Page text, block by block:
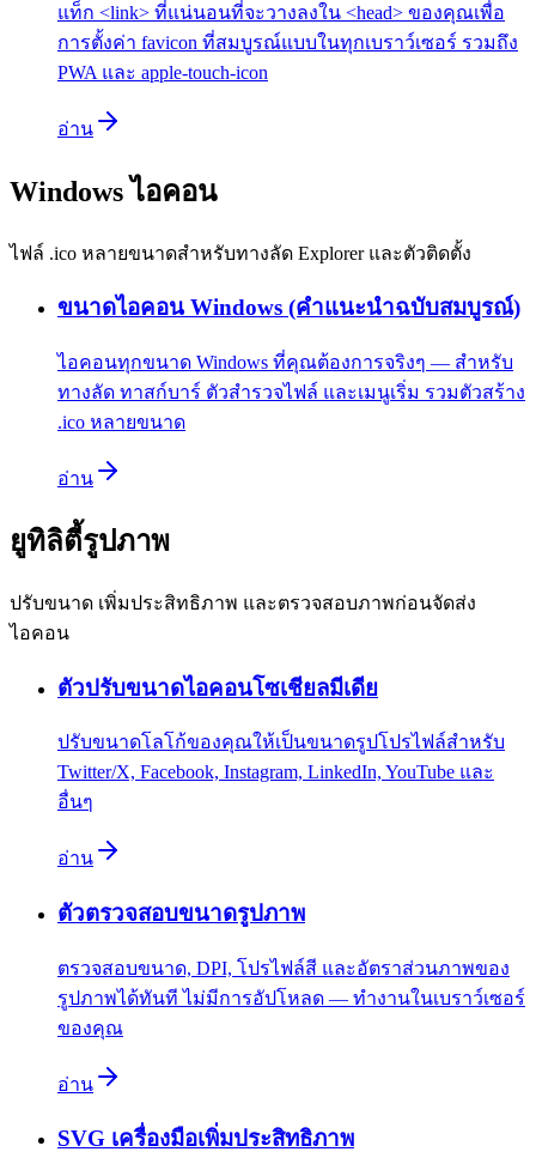
แท็ก <link> ที่แน่นอนที่จะวางลงใน <head> ของคุณเพื่อ
การตั้งค่า favicon ที่สมบูรณ์แบบในทุกเบราว์เซอร์ รวมถึง
PWA และ apple-touch-icon
อ่าน
Windows ไอคอน
ไฟล์ .ico หลายขนาดสำหรับทางลัด Explorer และตัวติดตั้ง
ขนาดไอคอน Windows (คำแนะนำฉบับสมบูรณ์)
ไอคอนทุกขนาด Windows ที่คุณต้องการจริงๆ — สำหรับ
ทางลัด ทาสก์บาร์ ตัวสำรวจไฟล์ และเมนูเริ่ม รวมตัวสร้าง
.ico หลายขนาด
อ่าน
ยูทิลิตี้รูปภาพ
ปรับขนาด เพิ่มประสิทธิภาพ และตรวจสอบภาพก่อนจัดส่ง
ไอคอน
ตัวปรับขนาดไอคอนโซเชียลมีเดีย
ปรับขนาดโลโก้ของคุณให้เป็นขนาดรูปโปรไฟล์สำหรับ
Twitter/X, Facebook, Instagram, LinkedIn, YouTube และ
อื่นๆ
อ่าน
ตัวตรวจสอบขนาดรูปภาพ
ตรวจสอบขนาด, DPI, โปรไฟล์สี และอัตราส่วนภาพของ
รูปภาพได้ทันที ไม่มีการอัปโหลด — ทำงานในเบราว์เซอร์
ของคุณ
อ่าน
SVG เครื่องมือเพิ่มประสิทธิภาพ